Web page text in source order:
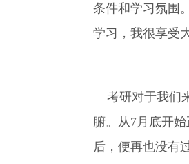
条件和学习氛围
学习，我很享受
考研对于我们
腑。从7月底开
后，便再也没有